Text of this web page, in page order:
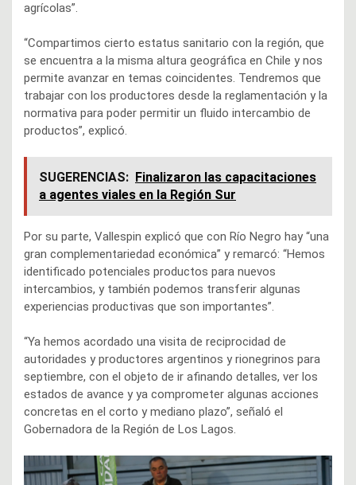
agrícolas”.
“Compartimos cierto estatus sanitario con la región, que
se encuentra a la misma altura geográfica en Chile y nos
permite avanzar en temas coincidentes. Tendremos que
trabajar con los productores desde la reglamentación y la
normativa para poder permitir un fluido intercambio de
productos”, explicó.
SUGERENCIAS: Finalizaron las capacitaciones
a agentes viales en la Región Sur
Por su parte, Vallespin explicó que con Río Negro hay “una
gran complementariedad económica” y remarcó: “Hemos
identificado potenciales productos para nuevos
intercambios, y también podemos transferir algunas
experiencias productivas que son importantes”.
“Ya hemos acordado una visita de reciprocidad de
autoridades y productores argentinos y rionegrinos para
septiembre, con el objeto de ir afinando detalles, ver los
estados de avance y ya comprometer algunas acciones
concretas en el corto y mediano plazo”, señaló el
Gobernadora de la Región de Los Lagos.